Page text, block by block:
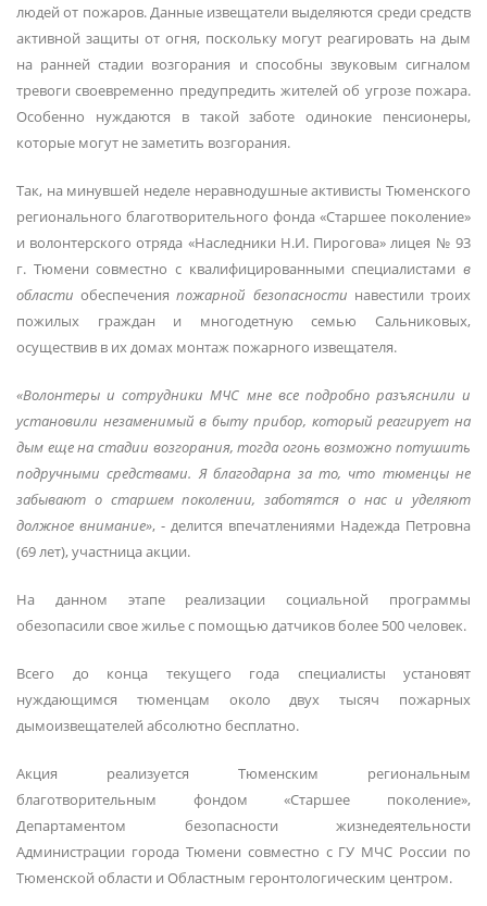
людей от пожаров. Данные извещатели выделяются среди средств
активной защиты от огня, поскольку могут реагировать на дым
на ранней стадии возгорания и способны звуковым сигналом
тревоги своевременно предупредить жителей об угрозе пожара.
Особенно нуждаются в такой заботе одинокие пенсионеры,
которые могут не заметить возгорания.
Так, на минувшей неделе неравнодушные активисты Тюменского
регионального благотворительного фонда «Старшее поколение»
и волонтерского отряда «Наследники Н.И. Пирогова» лицея № 93
г. Тюмени совместно с квалифицированными специалистами в
областиобеспеченияпожарной безопасности навестили троих
пожилых граждан и многодетную семью Сальниковых,
осуществив в их домах монтаж пожарного извещателя.
«Волонтеры и сотрудники МЧС мне все подробно разъяснили и
установили незаменимый в быту прибор, который реагирует на
дым еще на стадии возгорания, тогда огонь возможно потушить
подручными средствами. Я благодарна за то, что тюменцы не
забывают о старшем поколении, заботятся о нас и уделяют
должное внимание», - делится впечатлениями Надежда Петровна
(69 лет), участница акции.
На данном этапе реализации социальной программы
обезопасили свое жилье с помощью датчиков более 500 человек.
Всего до конца текущего года специалисты установят
нуждающимся тюменцам около двух тысяч пожарных
дымоизвещателей абсолютно бесплатно.
Акция реализуется Тюменским региональным
благотворительным фондом «Старшее поколение»,
Департаментом безопасности жизнедеятельности
Администрации города Тюмени совместно с ГУ МЧС России по
Тюменской области и Областным геронтологическим центром.